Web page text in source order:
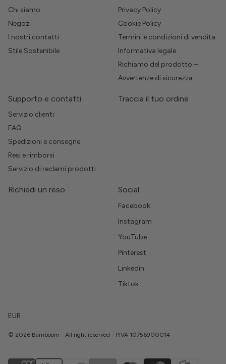
Chi siamo
Negozi
I nostri contatti
Stile Sostenibile
Privacy Policy
Cookie Policy
Termini e condizioni di vendita
Informativa legale
Richiamo del prodotto –
Avvertenze di sicurezza
Supporto e contatti
Servizio clienti
FAQ
Spedizioni e consegne
Resi e rimborsi
Servizio di reclami prodotti
Traccia il tuo ordine
Richiedi un reso Social
Facebook
Instagram
YouTube
Pinterest
Linkedin
Tiktok
EUR
© 2026 Bamboom - All right reserved - PIVA 10756900014